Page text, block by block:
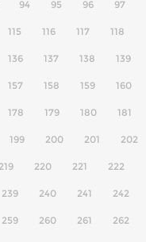
94 95 96 97
115 116 117 118
136 137 138 139
157 158 159 160
178 179 180 181
199 200 201 202
219 220 221 222
239 240 241 242
259 260 261 262